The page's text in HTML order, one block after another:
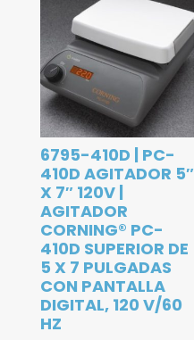
6795-410D | PC-
410D AGITADOR 5″
X 7″ 120V |
AGITADOR
CORNING® PC-
410D SUPERIOR DE
5 X 7 PULGADAS
CON PANTALLA
DIGITAL, 120 V/60
HZ